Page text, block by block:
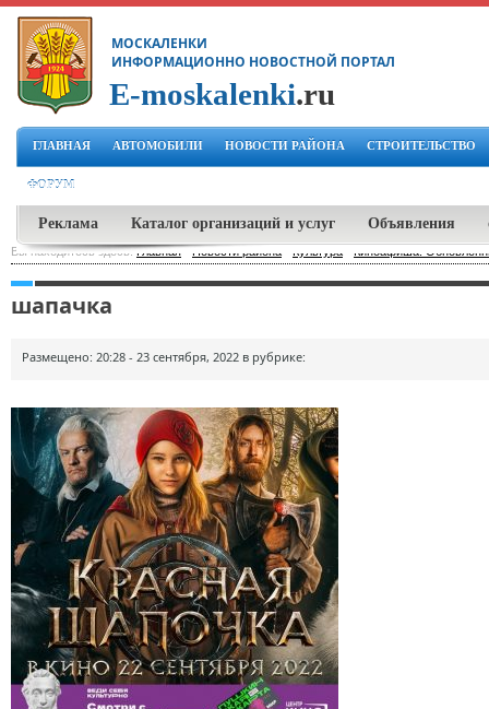
МОСКАЛЕНКИ
ИНФОРМАЦИОННО НОВОСТНОЙ ПОРТАЛ
E-moskalenki.ru
ГЛАВНАЯ АВТОМОБИЛИ НОВОСТИ РАЙОНА СТРОИТЕЛЬСТВО
ФОРУМ
Реклама Каталог организаций и услуг Объявления
Вы находитесь здесь:Главная-Новости района Культура Киноафиша:
шапачка
Размещено: 20:28 - 23 сентября, 2022 в рубрике: